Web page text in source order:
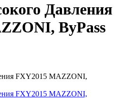
Давления
ByPass